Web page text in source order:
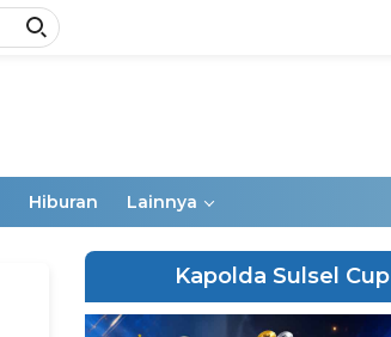
Hiburan Lainnya
Kapolda Sulsel Cup